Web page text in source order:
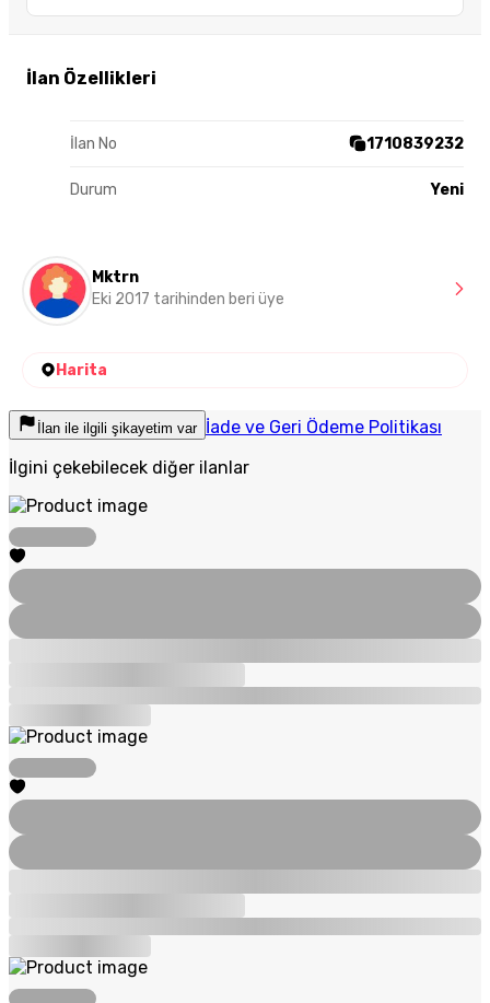
İlan Özellikleri
İlan No 1710839232
Durum Yeni
Mktrn
Eki 2017 tarihinden beri üye
Harita
İlan ile ilgili şikayetim var İade ve Geri Ödeme Politikası
İlgini çekebilecek diğer ilanlar